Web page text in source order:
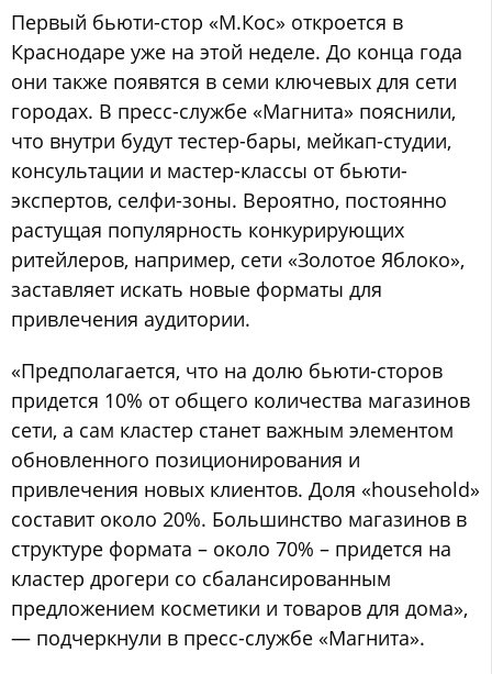
Первый бьюти-стор «М.Кос» откроется в
Краснодаре уже на этой неделе. До конца года
они также появятся в семи ключевых для сети
городах. В пресс-службе «Магнита» пояснили,
что внутри будут тестер-бары, мейкап-студии,
консультации и мастер-классы от бьюти-
экспертов, селфи-зоны. Вероятно, постоянно
растущая популярность конкурирующих
ритейлеров, например, сети «Золотое Яблоко»,
заставляет искать новые форматы для
привлечения аудитории.
«Предполагается, что на долю бьюти-сторов
придется 10% от общего количества магазинов
сети, а сам кластер станет важным элементом
обновленного позиционирования и
привлечения новых клиентов. Доля «household»
составит около 20%. Большинство магазинов в
структуре формата – около 70% – придется на
кластер дрогери со сбалансированным
предложением косметики и товаров для дома»,
— подчеркнули в пресс-службе «Магнита».